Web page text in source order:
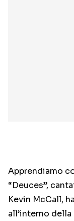
Apprendiamo
“Deuces”,
Kevin McCall,
all’interno